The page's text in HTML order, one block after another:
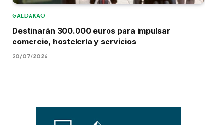
GALDAKAO
Destinarán 300.000 euros para impulsar
comercio, hostelería y servicios
20/07/2026